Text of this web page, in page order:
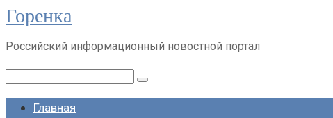
Перейти
контенту
Горенка
Российский информационный новостной портал
Поиск:
Главная